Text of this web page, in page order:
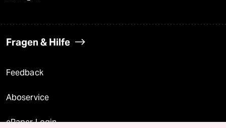
Fragen & Hilfe
Feedback
Aboservice
ePaper Login